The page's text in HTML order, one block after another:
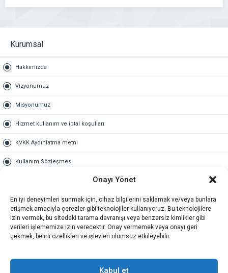
Onayı Yönet
En iyi deneyimleri sunmak için, cihaz bilgilerini saklamak ve/veya bunlara
erişmek amacıyla çerezler gibi teknolojiler kullanıyoruz. Bu teknolojilere
izin vermek, bu sitedeki tarama davranışı veya benzersiz kimlikler gibi
verileri işlememize izin verecektir. Onay vermemek veya onayı geri
çekmek, belirli özellikleri ve işlevleri olumsuz etkileyebilir.
Kabul et
Kurumsal
Hakkımızda
Vizyonumuz
Misyonumuz
Hizmet kullanım ve iptal koşulları
KVKK Aydınlatma metni
Kullanım Sözleşmesi
Gold üyelik nedir
Kariyer